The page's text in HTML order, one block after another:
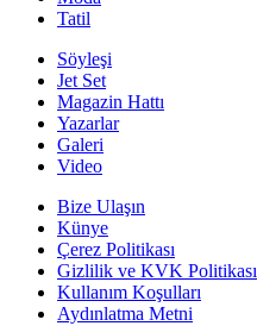
Tatil
Söyleşi
Jet Set
Magazin Hattı
Yazarlar
Galeri
Video
Bize Ulaşın
Künye
Çerez Politikası
Gizlilik ve KVK Politikası
Kullanım Koşulları
Aydınlatma Metni